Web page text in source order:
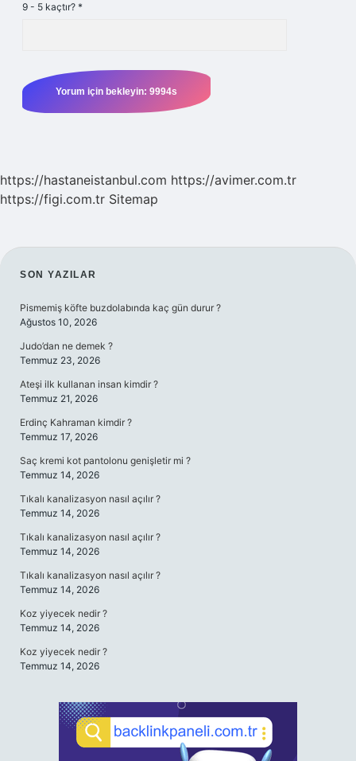
9 - 5 kaçtır? *
https://hastaneistanbul.com https://avimer.com.tr
https://figi.com.tr Sitemap
SIDEBAR
SON YAZILAR
Pismemiş köfte buzdolabında kaç gün durur ?
Ağustos 10, 2026
Judo’dan ne demek ?
Temmuz 23, 2026
Ateşi ilk kullanan insan kimdir ?
Temmuz 21, 2026
Erdinç Kahraman kimdir ?
Temmuz 17, 2026
Saç kremi kot pantolonu genişletir mi ?
Temmuz 14, 2026
Tıkalı kanalizasyon nasıl açılır ?
Temmuz 14, 2026
Tıkalı kanalizasyon nasıl açılır ?
Temmuz 14, 2026
Tıkalı kanalizasyon nasıl açılır ?
Temmuz 14, 2026
Koz yiyecek nedir ?
Temmuz 14, 2026
Koz yiyecek nedir ?
Temmuz 14, 2026